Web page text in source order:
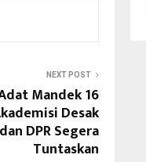
NEXT POST
Mandek 16
Desak
DPR Segera
Tuntaskan